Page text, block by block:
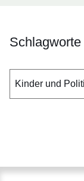
Kinder und